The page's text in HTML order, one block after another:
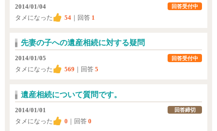
2014/01/04
タメになった
54 ｜回答 1
回答受付中
先妻の子への遺産相続に対する疑問
2014/01/05
タメになった
569 ｜回答 5
回答受付中
遺産相続について質問です。
2014/01/01
タメになった
0 ｜回答 0
回答締切